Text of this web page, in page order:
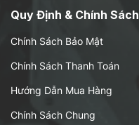
Quy Định & Chính Sách
Chính Sách Bảo Mật
Chính Sách Thanh Toán
Hướng Dẫn Mua Hàng
Chính Sách Chung